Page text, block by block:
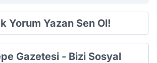
Yorum Yazan Sen Ol!
Gazetesi - Bizi Sosyal